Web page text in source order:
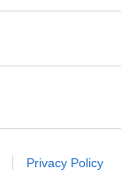
Privacy Policy